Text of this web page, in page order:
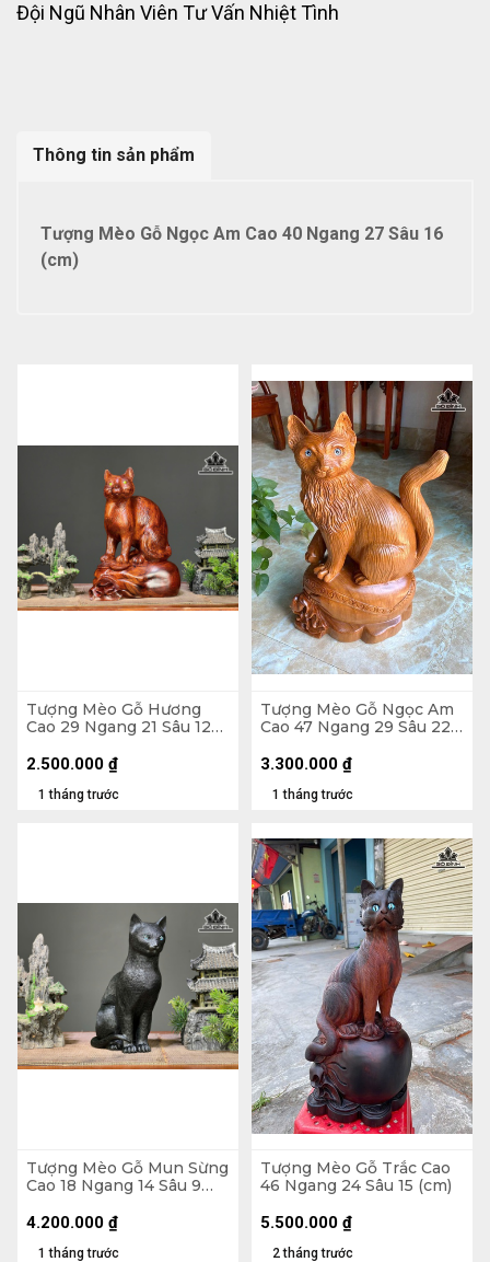
Đội Ngũ Nhân Viên Tư Vấn Nhiệt Tình
Thông tin sản phẩm
Tượng Mèo Gỗ Ngọc Am Cao 40 Ngang 27 Sâu 16
(cm)
Tượng Mèo Gỗ Hương
Cao 29 Ngang 21 Sâu 12
1 tháng trước
2.500.000 ₫
Tượng Mèo Gỗ Ngọc Am
Cao 47 Ngang 29 Sâu 22
1 tháng trước
3.300.000 ₫
Tượng Mèo Gỗ Mun Sừng
Cao 18 Ngang 14 Sâu 9
1 tháng trước
4.200.000 ₫
Tượng Mèo Gỗ Trắc Cao
46 Ngang 24 Sâu 15 (cm)
2 tháng trước
5.500.000 ₫